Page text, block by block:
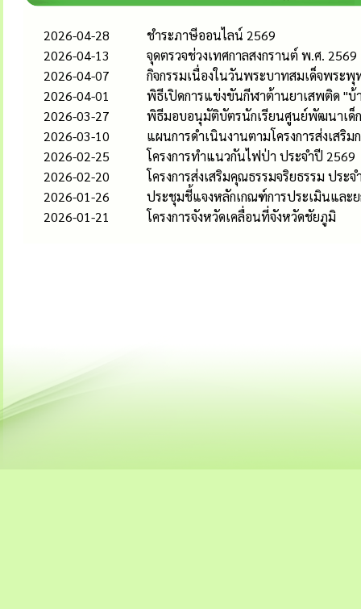
2026-04-28
ชำระภาษีออนไลน์ 2569
2026-04-13
จุดตรวจช่วงเทศกาลสงกรานต์ พ.ศ. 2569
2026-04-07
กิจกรรมเนื่องในวันพระบาทสมเด็จพระ
2026-04-01
พิธีเปิดการแข่งขันกีฬาต้านยาเสพติด "บ้
2026-03-27
พิธีมอบอนุมัติบัตรนักเรียนศูนย์พัฒนาเด็ก
2026-03-10
แผนการดำเนินงานตามโครงการส่งเส
2026-02-25
โครงการทำแนวกันไฟป่า ประจำปี 2569
2026-02-20
โครงการส่งเสริมคุณธรรมจริยธรรม ประ
2026-01-26
ประชุมชี้แจงหลักเกณฑ์การประเมินและ
2026-01-21
โครงการจังหวัดเคลื่อนที่จังหวัดชัยภูมิ